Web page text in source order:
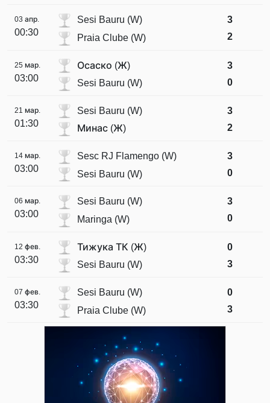
03 апр.
00:30
Sesi Bauru (W)
Praia Clube (W)
3
2
25 мар.
03:00
Осаско (Ж)
Sesi Bauru (W)
3
0
21 мар.
01:30
Sesi Bauru (W)
Минас (Ж)
3
2
14 мар.
03:00
Sesc RJ Flamengo (W)
Sesi Bauru (W)
3
0
06 мар.
03:00
Sesi Bauru (W)
Maringa (W)
3
0
12 фев.
03:30
Тижука ТК (Ж)
Sesi Bauru (W)
0
3
07 фев.
03:30
Sesi Bauru (W)
Praia Clube (W)
0
3